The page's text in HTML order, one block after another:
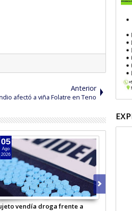
Anterior
afectó a viña Folatre en Teno
vendía droga frente a
05
Ago
2026
Hombre